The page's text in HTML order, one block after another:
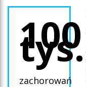
100
tys.
zachorowań